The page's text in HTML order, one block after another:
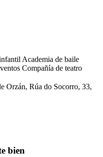
Academia de baile
Compañía de teatro
Orzán, Rúa do Socorro, 33,
bien